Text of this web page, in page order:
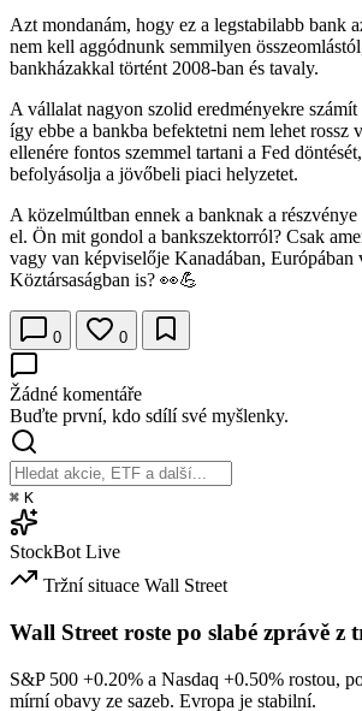
Azt mondanám, hogy ez a legstabilabb bank
nem kell aggódnunk semmilyen
bankházakkal történt 2008-ban és tavaly.
A vállalat nagyon szolid eredményekre
így ebbe a bankba befektetni nem lehet rossz
ellenére fontos szemmel tartani a Fed
befolyásolja a jövőbeli piaci helyzetet.
A közelmúltban ennek a banknak a
el. Ön mit gondol a bankszektorról? Csak
vagy van képviselője Kanadában, Európában
Köztársaságban is? 👀💪
0 0
Žádné komentáře
Buďte první, kdo sdílí své myšlenky.
⌘ K
StockBot Live
Tržní situace Wall Street
Wall Street roste po slabé zprávě z
S&P 500 +0.20% a Nasdaq +0.50% rostou,
mírní obavy ze sazeb. Evropa je stabilní.